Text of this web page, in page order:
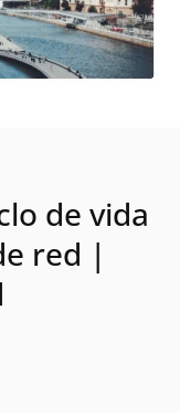
de vida
red |